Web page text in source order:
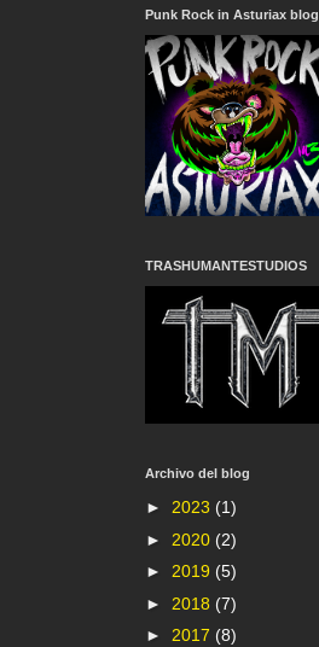
Punk Rock in Asturiax blog
TRASHUMANTESTUDIOS
Archivo del blog
► 2023 (1)
► 2020 (2)
► 2019 (5)
► 2018 (7)
► 2017 (8)